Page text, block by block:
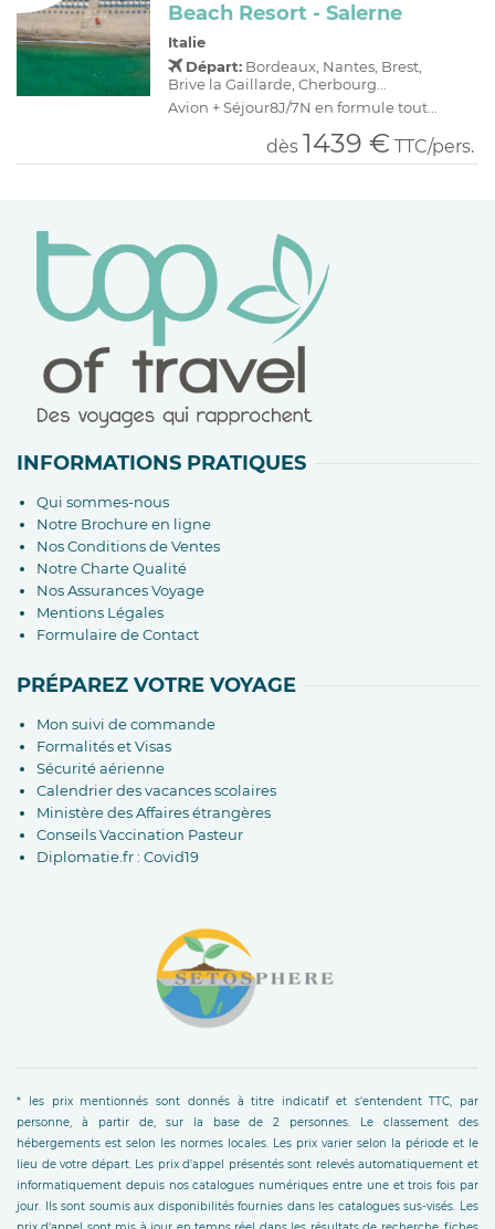
Beach Resort - Salerne
Italie
Départ: Bordeaux, Nantes, Brest,
Brive la Gaillarde, Cherbourg...
Avion + Séjour8J/7N en formule tout...
dès 1439 € TTC/pers.
INFORMATIONS PRATIQUES
Qui sommes-nous
Notre Brochure en ligne
Nos Conditions de Ventes
Notre Charte Qualité
Nos Assurances Voyage
Mentions Légales
Formulaire de Contact
PRÉPAREZ VOTRE VOYAGE
Mon suivi de commande
Formalités et Visas
Sécurité aérienne
Calendrier des vacances scolaires
Ministère des Affaires étrangères
Conseils Vaccination Pasteur
Diplomatie.fr : Covid19
* les prix mentionnés sont donnés à titre indicatif et s'entendent TTC, par
personne, à partir de, sur la base de 2 personnes. Le classement des
hébergements est selon les normes locales. Les prix varier selon la période et le
lieu de votre départ. Les prix d'appel présentés sont relevés automatiquement et
informatiquement depuis nos catalogues numériques entre une et trois fois par
jour. Ils sont soumis aux disponibilités fournies dans les catalogues sus-visés. Les